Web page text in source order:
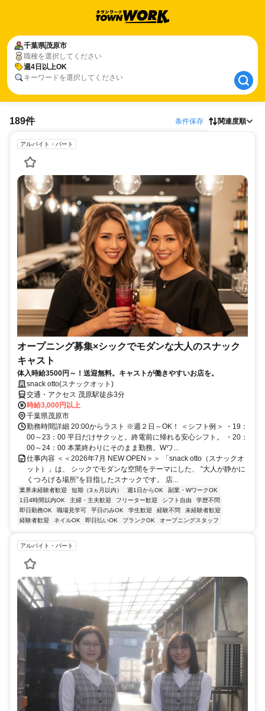
千葉県茂原市
職種を選択してください
週4日以上OK
キーワードを選択してください
千葉県茂原市
週4日以上OK
189件 条件保存 関連度順
アルバイト・パート
オープニング募集×シックでモダンな大人のスナック
キャスト
体入時給3500円～！送迎無料。キャストが働きやすいお店を。
snack otto(スナックオット)
交通・アクセス 茂原駅徒歩3分
時給3,000円以上
千葉県茂原市
勤務時間詳細 20:00からラスト ※週２日～OK！ ＜シフト例＞ ・19：
00～23：00 平日だけサクッと。終電前に帰れる安心シフト。 ・20：
00～24：00 本業終わりにそのまま勤務。Wワ...
仕事内容 ＜＜2026年7月 NEW OPEN＞＞ 「snack otto（スナックオ
ット）」は、 シックでモダンな空間をテーマにした、 “大人が静かに
くつろげる場所”を目指したスナックです。 店...
業界未経験者歓迎 短期（3ヵ月以内） 週1日からOK
副業・WワークOK
1日4時間以内OK
主婦・主夫歓迎 フリーター歓迎 シフト自由
学歴不問
即日勤務OK
職場見学可 平日のみOK 学生歓迎 経験不問
未経験者歓迎
経験者歓迎
ネイルOK 即日払いOK ブランクOK オープニングスタッフ
アルバイト・パート